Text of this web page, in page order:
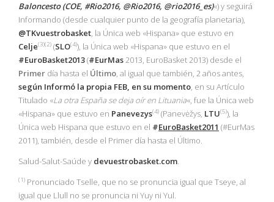
Baloncesto (COE, #Rio2016, @Rio2016, @rio2016_es)«) y seguirá
Informando (desde cualquier punto de la geografía planetaria),
@TKvuestrobasket, la Única web «Hispana» que estuvo en
Celje(3)(2) (SLO(4)), la Única web «Hispana» que estuvo en el
#EuroBasket2013(#EurMas2013, EuroBasket 2013) desde el
Primer día hasta el Último, al igual que también, 2 años antes,
según Informó la propia FEB, en su momento, en su Artículo
Titulado «La otra España se deja oír en Lituania«, fue la Única web
«Hispana» que estuvo en Panevezys(4) (Panevėžys, LTU(5)), la
Única web Hispana que estuvo en el #EuroBasket2011 (#EurMas
2011), también, desde el Primer día hasta el Último.
Salud-Salut-Saúde y devuestrobasket.com.
(1) Pronunciado Tselle, que no se pronuncia igual que Tseye, al
igual que Llull no se pronuncia ni Yuy ni Yul.